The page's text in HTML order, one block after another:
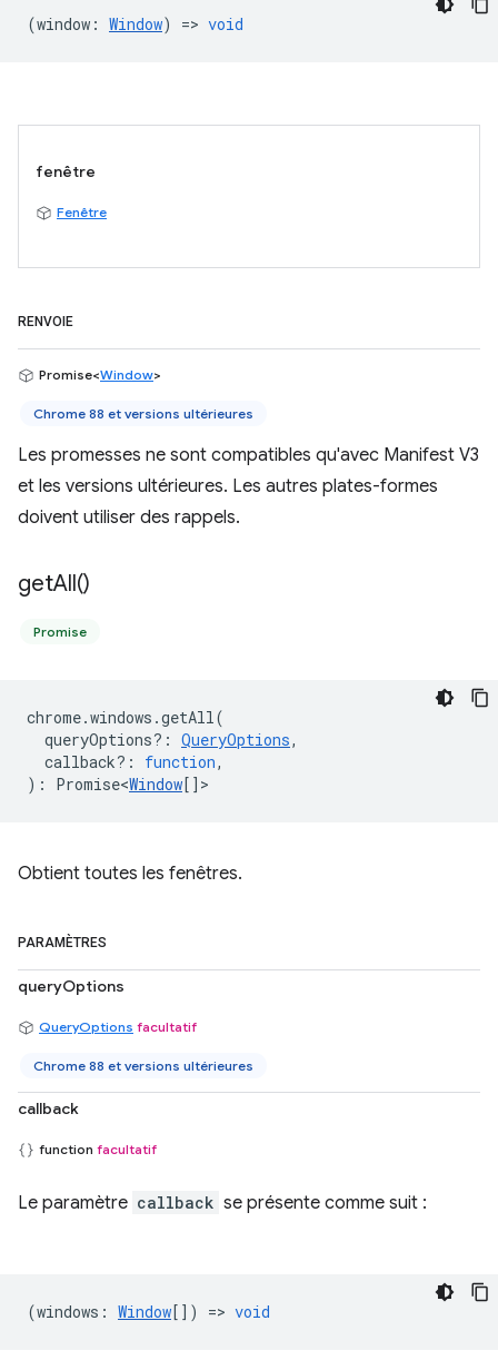
(window : Window) => void
fenêtre
Fenêtre
RENVOIE
Promise<Window>
Chrome 88 et versions ultérieures
Les promesses ne sont compatibles qu'avec Manifest V3
et les versions ultérieures. Les autres plates-formes
doivent utiliser des rappels.
getAll()
Promise
chrome.windows .getAll(
queryOptions? : QueryOptions,
callback? : function,
) : Promise<Window[] >
Obtient toutes les fenêtres.
PARAMÈTRES
queryOptions
QueryOptions facultatif
Chrome 88 et versions ultérieures
callback
function facultatif
Le paramètre callback se présente comme suit :
(windows : Window[]) => void